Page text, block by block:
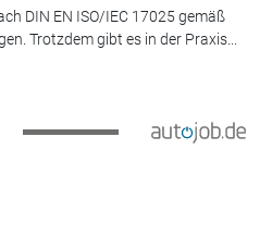
DIN EN ISO/IEC 17025 gemäß
Trotzdem gibt es in der Praxis...